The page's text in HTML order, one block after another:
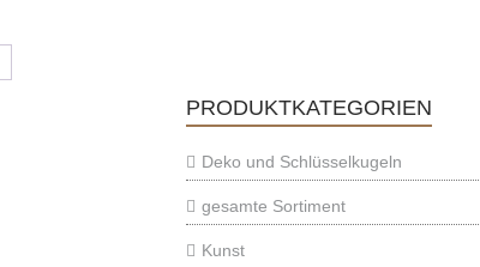
PRODUKTKATEGORIEN
Deko und Schlüsselkugeln
gesamte Sortiment
Kunst